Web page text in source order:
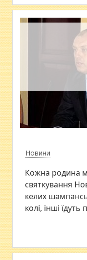
Новини
Кожна родина
святкування
келих
колі, інші